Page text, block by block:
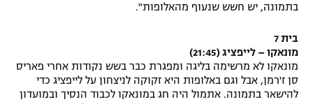
בתמונה, יש חשש שנעוף מהאלופות".
בית 7
מונאקו – לייפציג (21:45)
מונאקו לא מרשימה בליגה ומפגרת כבר בשש נקודות אחרי פאריס
סן ז'רמן, אבל וגם באלופות היא זקוקה לניצחון על לייפציג כדי
להישאר בתמונה. אתמול היה חג במונאקו לכבוד הנסיך ובמועדון